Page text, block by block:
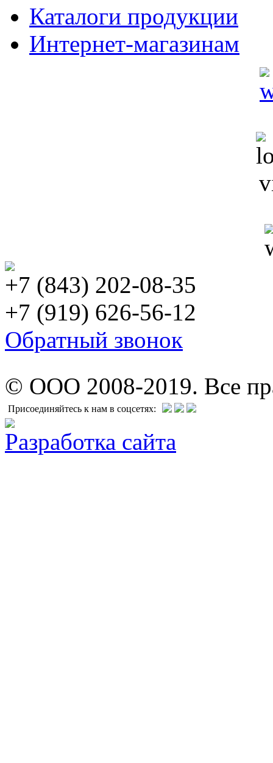
Каталоги продукции
Интернет-магазинам
+7 (843) 202-08-35
+7 (919) 626-56-12
Обратный звонок
© ООО 2008-2019. Все
Присоединяйтесь к нам в соцсетях:
Разработка сайта